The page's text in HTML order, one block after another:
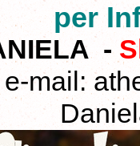
per
-
mail: